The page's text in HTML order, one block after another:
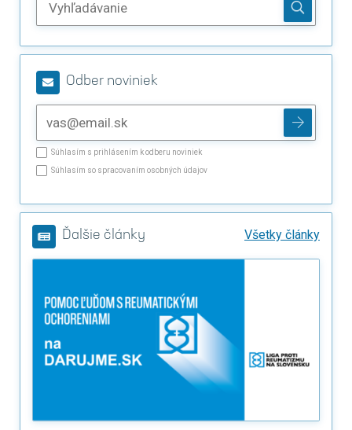
Odber noviniek
Súhlasím s prihlásením k odberu noviniek
Súhlasím so spracovaním osobných údajov
Ďalšie články Všetky články